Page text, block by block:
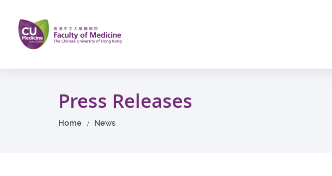
main
content
Press Releases
Home News